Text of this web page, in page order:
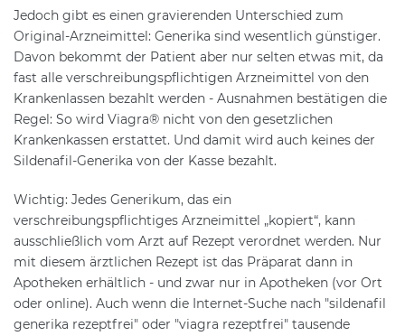
Jedoch gibt es einen gravierenden Unterschied zum
Original-Arzneimittel: Generika sind wesentlich günstiger.
Davon bekommt der Patient aber nur selten etwas mit, da
fast alle verschreibungspflichtigen Arzneimittel von den
Krankenlassen bezahlt werden - Ausnahmen bestätigen die
Regel: So wird Viagra® nicht von den gesetzlichen
Krankenkassen erstattet. Und damit wird auch keines der
Sildenafil-Generika von der Kasse bezahlt.
Wichtig: Jedes Generikum, das ein
verschreibungspflichtiges Arzneimittel „kopiert“, kann
ausschließlich vom Arzt auf Rezept verordnet werden. Nur
mit diesem ärztlichen Rezept ist das Präparat dann in
Apotheken erhältlich - und zwar nur in Apotheken (vor Ort
oder online). Auch wenn die Internet-Suche nach "sildenafil
generika rezeptfrei" oder "viagra rezeptfrei" tausende